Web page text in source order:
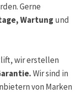
Gerne
Wartung und
wir erstellen
Wir sind in
von Marken